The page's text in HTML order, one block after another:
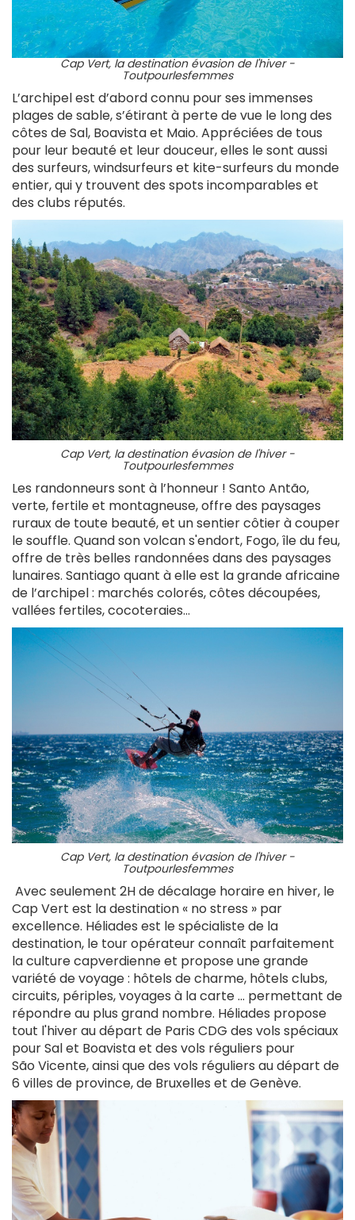
Cap Vert, la destination évasion de l'hiver -
Toutpourlesfemmes
L’archipel est d’abord connu pour ses immenses
plages de sable, s’étirant à perte de vue le long des
côtes de Sal, Boavista et Maio. Appréciées de tous
pour leur beauté et leur douceur, elles le sont aussi
des surfeurs, windsurfeurs et kite-surfeurs du monde
entier, qui y trouvent des spots incomparables et
des clubs réputés.
Cap Vert, la destination évasion de l'hiver -
Toutpourlesfemmes
Les randonneurs sont à l’honneur ! Santo Antão,
verte, fertile et montagneuse, offre des paysages
ruraux de toute beauté, et un sentier côtier à couper
le souffle. Quand son volcan s'endort, Fogo, île du feu,
offre de très belles randonnées dans des paysages
lunaires. Santiago quant à elle est la grande africaine
de l’archipel : marchés colorés, côtes découpées,
vallées fertiles, cocoteraies…
Cap Vert, la destination évasion de l'hiver -
Toutpourlesfemmes
Avec seulement 2H de décalage horaire en hiver, le
Cap Vert est la destination « no stress » par
excellence. Héliades est le spécialiste de la
destination, le tour opérateur connaît parfaitement
la culture capverdienne et propose une grande
variété de voyage : hôtels de charme, hôtels clubs,
circuits, périples, voyages à la carte … permettant de
répondre au plus grand nombre. Héliades propose
tout l'hiver au départ de Paris CDG des vols spéciaux
pour Sal et Boavista et des vols réguliers pour
São Vicente, ainsi que des vols réguliers au départ de
6 villes de province, de Bruxelles et de Genève.